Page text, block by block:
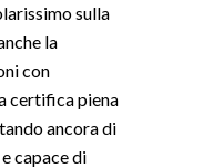
sulla
la
con
certifica piena
ancora di
capace di